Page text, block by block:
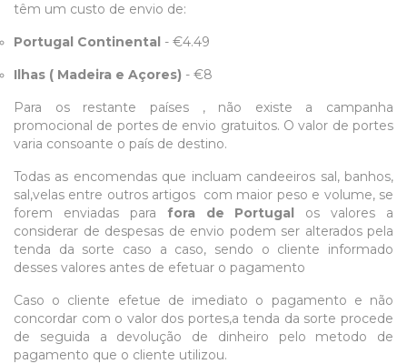
têm um custo de envio de:
Portugal Continental - €4.49
Ilhas ( Madeira e Açores) - €8
Para os restante países , não existe a campanha
promocional de portes de envio gratuitos. O valor de portes
varia consoante o país de destino.
Todas as encomendas que incluam candeeiros sal, banhos,
sal,velas entre outros artigos com maior peso e volume, se
forem enviadas para fora de Portugal os valores a
considerar de despesas de envio podem ser alterados pela
tenda da sorte caso a caso, sendo o cliente informado
desses valores antes de efetuar o pagamento
Caso o cliente efetue de imediato o pagamento e não
concordar com o valor dos portes,a tenda da sorte procede
de seguida a devolução de dinheiro pelo metodo de
pagamento que o cliente utilizou.